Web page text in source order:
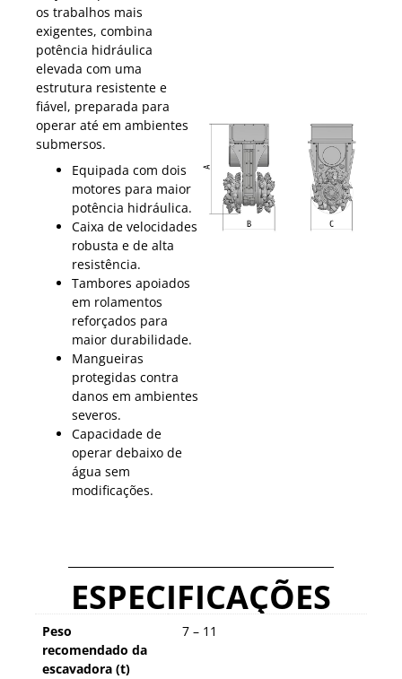
os trabalhos mais
exigentes, combina
potência hidráulica
elevada com uma
estrutura resistente e
fiável, preparada para
operar até em ambientes
submersos.
Equipada com dois
motores para maior
potência hidráulica.
Caixa de velocidades
robusta e de alta
resistência.
Tambores apoiados
em rolamentos
reforçados para
maior durabilidade.
Mangueiras
protegidas contra
danos em ambientes
severos.
Capacidade de
operar debaixo de
água sem
modificações.
ESPECIFICAÇÕES
Peso
recomendado da
escavadora (t)
7 – 11